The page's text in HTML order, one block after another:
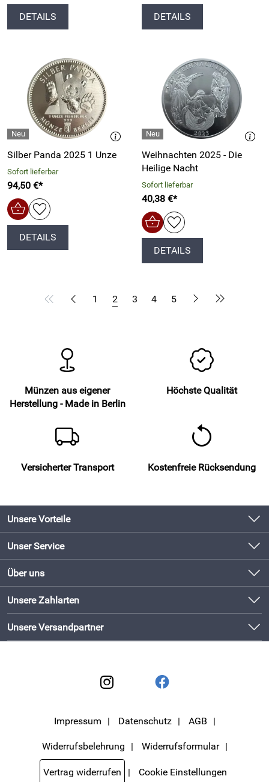
DETAILS DETAILS
Silber Panda 2025 1 Unze
Sofort lieferbar
94,50 €*
DETAILS
Weihnachten 2025 - Die
Heilige Nacht
Sofort lieferbar
40,38 €*
DETAILS
1 2 3 4 5
Münzen aus eigener
Herstellung - Made in Berlin
Höchste Qualität
Versicherter Transport Kostenfreie Rücksendung
Unsere Vorteile
Produkte original und direkt vom Hersteller
Bewährte Qualität
Bestellen und direkt beim Hersteller abholen!
Unser Service
Kontakt
Newsletter
Lieferbedingungen
Kundenlogin
Über uns
Unsere Bestseller
Neu
Unsere Zahlarten
Unsere Versandpartner
Impressum Datenschutz AGB
Widerrufsbelehrung Widerrufsformular
Vertrag widerrufen Cookie Einstellungen